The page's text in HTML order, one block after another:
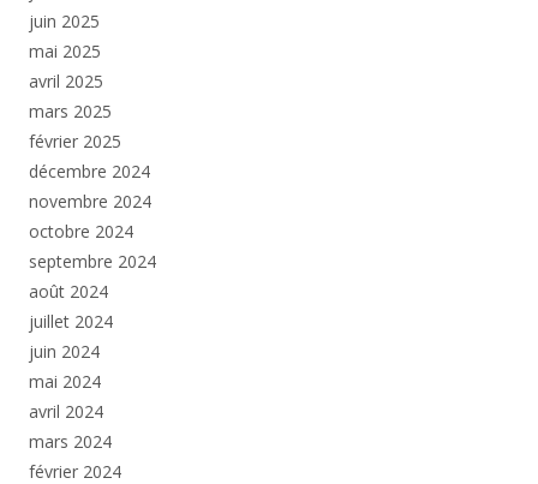
juin 2025
mai 2025
avril 2025
mars 2025
février 2025
décembre 2024
novembre 2024
octobre 2024
septembre 2024
août 2024
juillet 2024
juin 2024
mai 2024
avril 2024
mars 2024
février 2024